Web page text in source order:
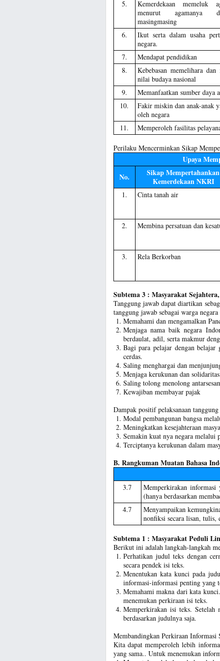
5.
Kemerdekaan memeluk
menurut agamanya
masingmasing
6.
Ikut serta dalam usaha
negara.
7.
Mendapat pendidikan
8.
Kebebasan memelihara
nilai budaya nasional
9.
Memanfaatkan sumber daya
10.
Fakir miskin dan anak-anak
oleh negara
11.
Memperoleh fasilitas
Perilaku Mencerminkan Sikap
Upaya
No.
Sikap Mempertahankan
Kemerdekaan NKRI
1. Cinta tanah air
2. Membina persatuan dan
3. Rela Berkorban
Subtema 3 : Masyarakat
Tanggung jawab dapat diartikan
tanggung jawab sebagai warga
Memahami dan mengamalkan
Menjaga nama baik negara
berdaulat, adil, serta makmur
Bagi para pelajar dengan
cerdas.
Saling menghargai dan
Menjaga kerukunan dan
Saling tolong menolong
Kewajiban membayar pajak
Dampak positif pelaksanaan
Modal pembangunan bangsa
Meningkatkan kesejahteraan
Semakin kuat nya negara melalui
Terciptanya kerukunan dalam
B. Rangkuman Muatan Bahasa
3.7
Memperkirakan informasi
(hanya berdasarkan
4.7
Menyampaikan
nonfiksi secara lisan, tulis,
Subtema 1 : Masyarakat Peduli
Berikut ini adalah langkah-langkah
Perhatikan judul teks dengan
secara pendek isi teks.
Menentukan kata kunci pada
informasi-informasi penting yang
Memahami makna dari kata
menemukan perkiraan isi teks.
Memperkirakan isi teks. Setelah
berdasarkan judulnya saja.
Membandingkan Perkiraan Informasi
Kita dapat memperoleh lebih
yang sama.. Untuk menemukan